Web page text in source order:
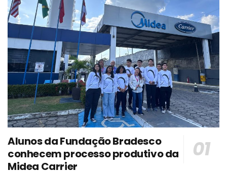
Alunos da Fundação Bradesco
conhecem processo produtivo da
Midea Carrier